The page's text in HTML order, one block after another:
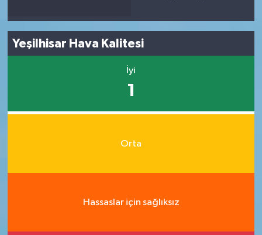
Yeşilhisar Hava Kalitesi
İyi
1
Orta
Hassaslar için sağlıksız